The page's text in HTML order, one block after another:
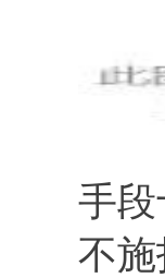
手
不